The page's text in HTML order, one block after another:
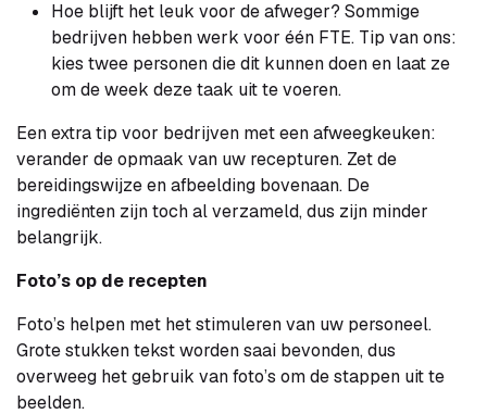
Hoe blijft het leuk voor de afweger? Sommige
bedrijven hebben werk voor één FTE. Tip van ons:
kies twee personen die dit kunnen doen en laat ze
om de week deze taak uit te voeren.
Een extra tip voor bedrijven met een afweegkeuken:
verander de opmaak van uw recepturen. Zet de
bereidingswijze en afbeelding bovenaan. De
ingrediënten zijn toch al verzameld, dus zijn minder
belangrijk.
Foto’s op de recepten
Foto’s helpen met het stimuleren van uw personeel.
Grote stukken tekst worden saai bevonden, dus
overweeg het gebruik van foto’s om de stappen uit te
beelden.